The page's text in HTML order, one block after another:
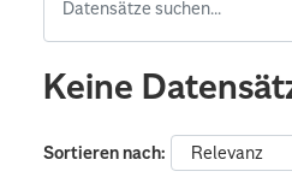
Keine
Sortieren nach